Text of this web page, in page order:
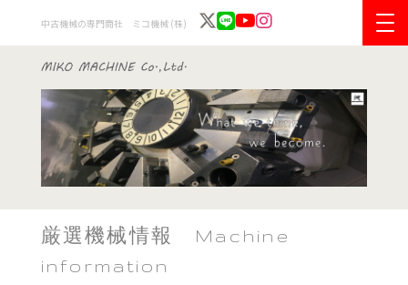
中古機械の専門商社 ミコ機械 (株)
厳選機械情報 Machine
information